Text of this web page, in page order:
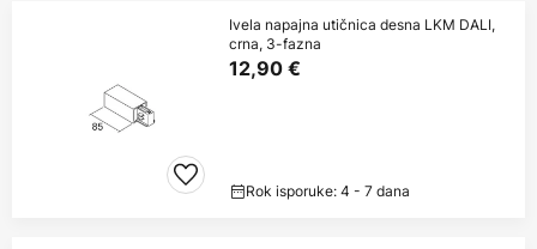
Ivela napajna utičnica desna LKM DALI,
crna, 3-fazna
12,90 €
Rok isporuke: 4 - 7 dana